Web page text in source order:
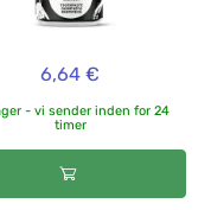
6,64 €
- vi sender inden for 24
timer